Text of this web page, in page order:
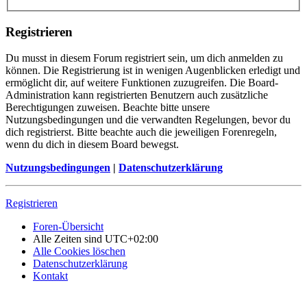
Registrieren
Du musst in diesem Forum registriert sein, um dich anmelden zu
können. Die Registrierung ist in wenigen Augenblicken erledigt und
ermöglicht dir, auf weitere Funktionen zuzugreifen. Die Board-
Administration kann registrierten Benutzern auch zusätzliche
Berechtigungen zuweisen. Beachte bitte unsere
Nutzungsbedingungen und die verwandten Regelungen, bevor du
dich registrierst. Bitte beachte auch die jeweiligen Forenregeln,
wenn du dich in diesem Board bewegst.
Nutzungsbedingungen | Datenschutzerklärung
Registrieren
Foren-Übersicht
Alle Zeiten sind UTC+02:00
Alle Cookies löschen
Datenschutzerklärung
Kontakt